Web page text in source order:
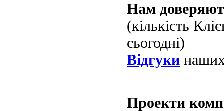
Нам
(кількість
сьогодні)
Відгуки наших
Проекти